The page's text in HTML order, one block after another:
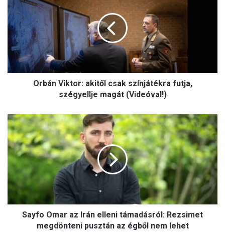
b
á
n
k
t
a
k
i
t
ő
s
a
Orbán Viktor: akitől csak színjátékra futja,
szégyellje magát (Videóval!)
S
a
y
f
o
O
m
r
Sayfo Omar az Irán elleni támadásról: Rezsimet
megdönteni pusztán az égből nem lehet